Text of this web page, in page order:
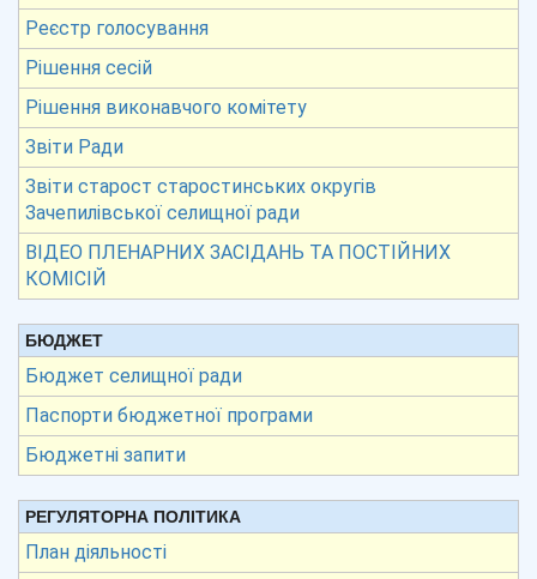
Реєстр голосування
Рішення сесій
Рішення виконавчого комітету
Звіти Ради
Звіти старост старостинських округів
Зачепилівської селищної ради
ВІДЕО ПЛЕНАРНИХ ЗАСІДАНЬ ТА ПОСТІЙНИХ
КОМІСІЙ
БЮДЖЕТ
Бюджет селищної ради
Паспорти бюджетної програми
Бюджетні запити
РЕГУЛЯТОРНА ПОЛІТИКА
План діяльності